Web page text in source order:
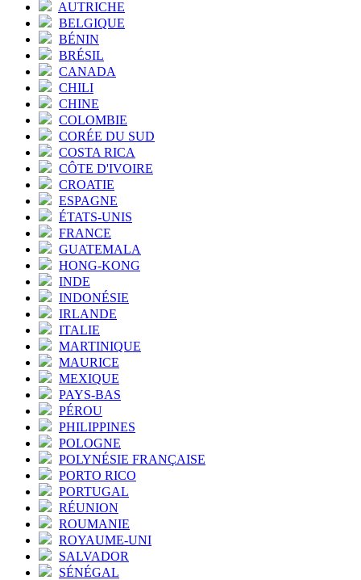
AUTRICHE
BELGIQUE
BÉNIN
BRÉSIL
CANADA
CHILI
CHINE
COLOMBIE
CORÉE DU SUD
COSTA RICA
CÔTE D'IVOIRE
CROATIE
ESPAGNE
ÉTATS-UNIS
FRANCE
GUATEMALA
HONG-KONG
INDE
INDONÉSIE
IRLANDE
ITALIE
MARTINIQUE
MAURICE
MEXIQUE
PAYS-BAS
PÉROU
PHILIPPINES
POLOGNE
POLYNÉSIE FRANÇAISE
PORTO RICO
PORTUGAL
RÉUNION
ROUMANIE
ROYAUME-UNI
SALVADOR
SÉNÉGAL